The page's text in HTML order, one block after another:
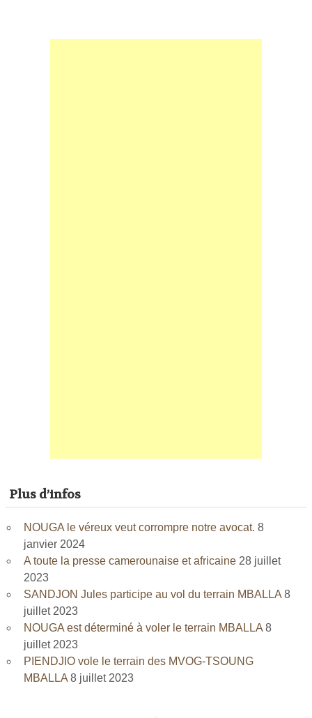
Plus d’infos
NOUGA le véreux veut corrompre notre avocat. 8
janvier 2024
A toute la presse camerounaise et africaine 28 juillet
2023
SANDJON Jules participe au vol du terrain MBALLA 8
juillet 2023
NOUGA est déterminé à voler le terrain MBALLA 8
juillet 2023
PIENDJIO vole le terrain des MVOG-TSOUNG
MBALLA 8 juillet 2023